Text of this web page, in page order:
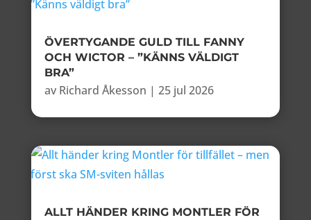
ÖVERTYGANDE GULD TILL FANNY
OCH WICTOR – ”KÄNNS VÄLDIGT
BRA”
av Richard Åkesson | 25 jul 2026
ALLT HÄNDER KRING MONTLER FÖR